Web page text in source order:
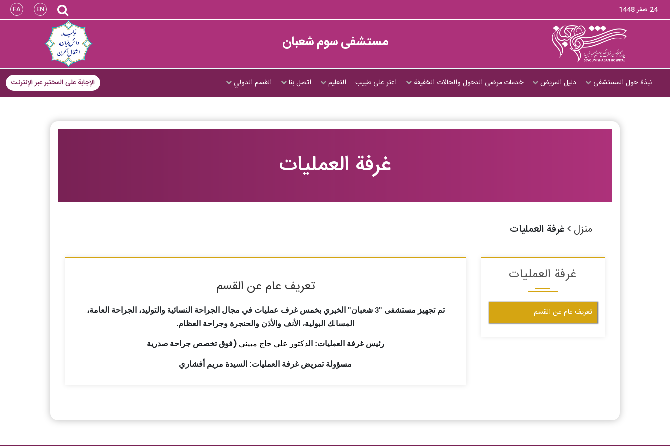
24 صفر 1448 EN
FA
مستشفى سوم شعبان
نبذة حول المستشفى دليل المريض خدمات مرضى الدخول والحالات الخفيفة اعثر على طبيب التعليم اتصل بنا القسم الدولي الإجابة على المختبر عبر الإنترنت
غرفة العمليات
منزل غرفة العمليات
غرفة العمليات
تعريف عام عن القسم
تعريف عام عن القسم
تم تجهيز مستشفى "3 شعبان" الخيري بخمس غرف عمليات في مجال الجراحة النسائية والتوليد، الجراحة العامة،
المسالك البولية، الأنف والأذن والحنجرة وجراحة العظام.
رئیس غرفة العمليات: لدکتور علي حاج مبیني (فوق تخصص جراحة صدرية
مسؤولة تمريض غرفة العمليات: السيدة مریم أفشاري